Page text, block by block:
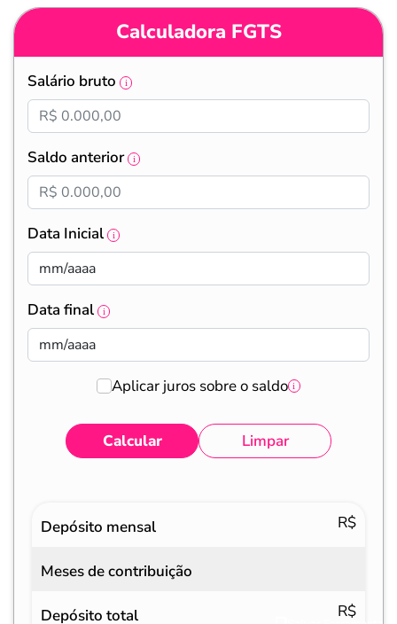
Calculadora FGTS
Salário bruto
Saldo anterior
Data Inicial
Data final
Aplicar juros sobre o saldo
Calcular Limpar
Depósito mensal
R$
Meses de contribuição
Depósito total R$